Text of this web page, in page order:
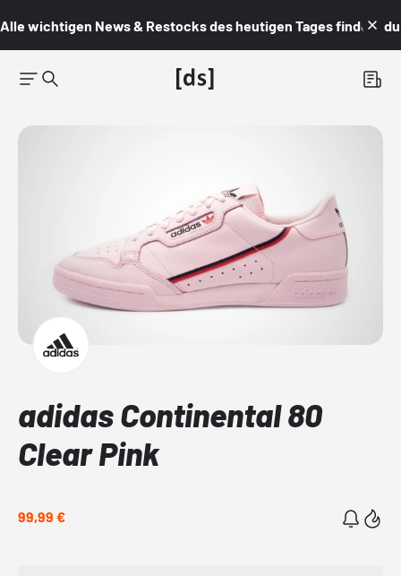
Alle wichtigen News & Restocks des heutigen Tages findest du
adidas Continental 80
Clear Pink
99,99 €